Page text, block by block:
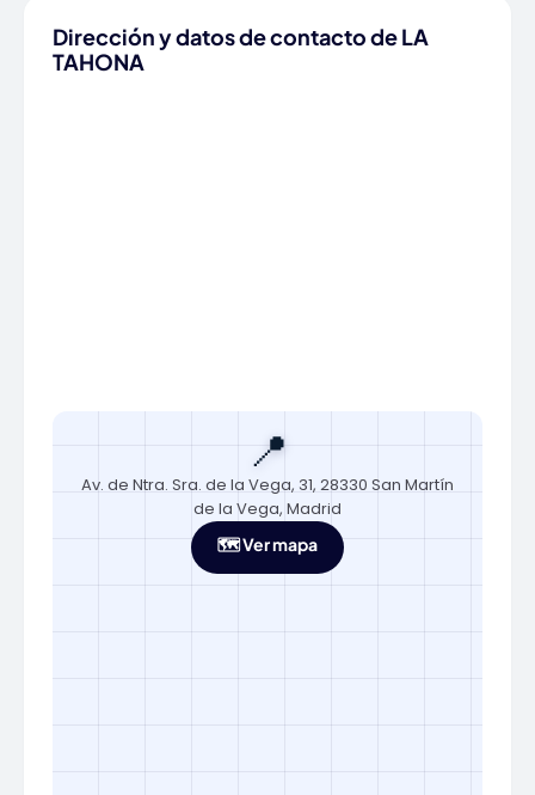
Dirección y datos de contacto de LA
TAHONA
📍
Av. de Ntra. Sra. de la Vega, 31, 28330 San Martín
de la Vega, Madrid
🗺️ Ver mapa